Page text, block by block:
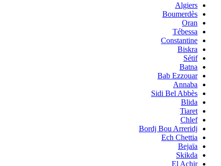
Algiers
Boumerdès
Oran
Tébessa
Constantine
Biskra
Sétif
Batna
Bab Ezzouar
Annaba
Sidi Bel Abbès
Blida
Tiaret
Chlef
Bordj Bou Arreridj
Ech Chettia
Bejaïa
Skikda
El Achir